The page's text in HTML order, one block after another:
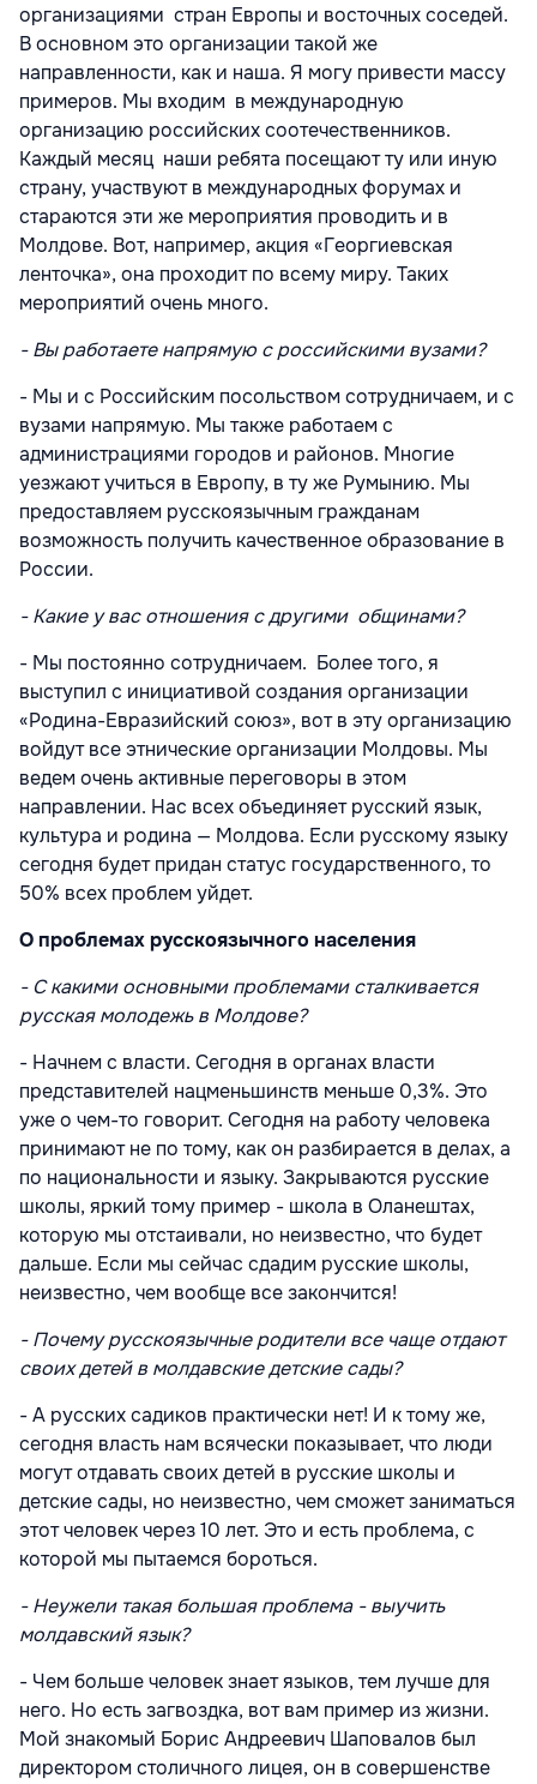
организациями стран Европы и восточных соседей.
В основном это организации такой же
направленности, как и наша. Я могу привести массу
примеров. Мы входим в международную
организацию российских соотечественников.
Каждый месяц наши ребята посещают ту или иную
страну, участвуют в международных форумах и
стараются эти же мероприятия проводить и в
Молдове. Вот, например, акция «Георгиевская
ленточка», она проходит по всему миру. Таких
мероприятий очень много.
- Вы работаете напрямую с российскими вузами?
- Мы и с Российским посольством сотрудничаем, и с
вузами напрямую. Мы также работаем с
администрациями городов и районов. Многие
уезжают учиться в Европу, в ту же Румынию. Мы
предоставляем русскоязычным гражданам
возможность получить качественное образование в
России.
- Какие у вас отношения с другими общинами?
- Мы постоянно сотрудничаем. Более того, я
выступил с инициативой создания организации
«Родина-Евразийский союз», вот в эту организацию
войдут все этнические организации Молдовы. Мы
ведем очень активные переговоры в этом
направлении. Нас всех объединяет русский язык,
культура и родина — Молдова. Если русскому языку
сегодня будет придан статус государственного, то
50% всех проблем уйдет.
О проблемах русскоязычного населения
- С какими основными проблемами сталкивается
русская молодежь в Молдове?
- Начнем с власти. Сегодня в органах власти
представителей нацменьшинств меньше 0,3%. Это
уже о чем-то говорит. Сегодня на работу человека
принимают не по тому, как он разбирается в делах, а
по национальности и языку. Закрываются русские
школы, яркий тому пример - школа в Оланештах,
которую мы отстаивали, но неизвестно, что будет
дальше. Если мы сейчас сдадим русские школы,
неизвестно, чем вообще все закончится!
- Почему русскоязычные родители все чаще отдают
своих детей в молдавские детские сады?
- А русских садиков практически нет! И к тому же,
сегодня власть нам всячески показывает, что люди
могут отдавать своих детей в русские школы и
детские сады, но неизвестно, чем сможет заниматься
этот человек через 10 лет. Это и есть проблема, с
которой мы пытаемся бороться.
- Неужели такая большая проблема - выучить
молдавский язык?
- Чем больше человек знает языков, тем лучше для
него. Но есть загвоздка, вот вам пример из жизни.
Мой знакомый Борис Андреевич Шаповалов был
директором столичного лицея, он в совершенстве